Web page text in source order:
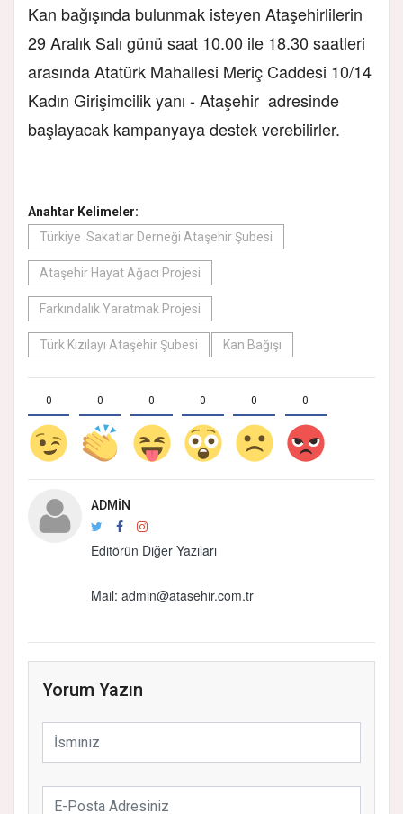
Kan bağışında bulunmak isteyen Ataşehirlilerin
29 Aralık Salı günü saat 10.00 ile 18.30 saatleri
arasında Atatürk Mahallesi Meriç Caddesi 10/14
Kadın Girişimcilik yanı - Ataşehir adresinde
başlayacak kampanyaya destek verebilirler.
Anahtar Kelimeler:
Türkiye Sakatlar Derneği Ataşehir Şubesi
Ataşehir Hayat Ağacı Projesi
Farkındalık Yaratmak Projesi
Türk Kızılayı Ataşehir Şubesi Kan Bağışı
0 0 0 0 0 0
ADMIN
Editörün Diğer Yazıları
Mail: admin@atasehir.com.tr
Yorum Yazın